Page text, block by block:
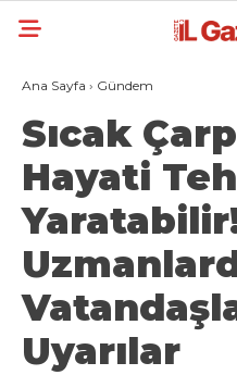
Ana Sayfa › Gündem
Sıcak
Hayati
Uyarılar